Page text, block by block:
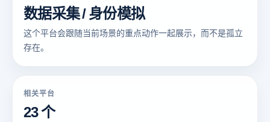
数据采集 / 身份模拟
这个平台会跟随当前场景的重点动作一起展示，而不是孤立
存在。
相关平台
23 个